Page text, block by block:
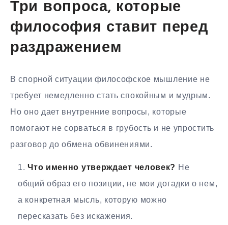
Три вопроса, которые
философия ставит перед
раздражением
В спорной ситуации философское мышление не
требует немедленно стать спокойным и мудрым.
Но оно дает внутренние вопросы, которые
помогают не сорваться в грубость и не упростить
разговор до обмена обвинениями.
Что именно утверждает человек? Не
общий образ его позиции, не мои догадки о нем,
а конкретная мысль, которую можно
пересказать без искажения.